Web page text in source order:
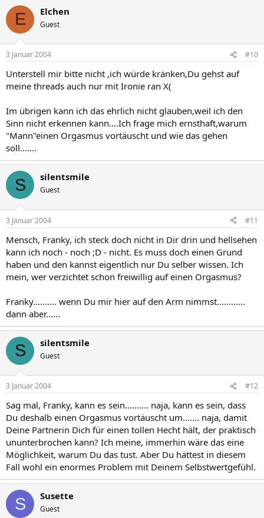
E Elchen
Guest
3 Januar 2004 #10
Unterstell mir bitte nicht ,ich würde kränken,Du gehst auf
meine threads auch nur mit Ironie ran X(
Im übrigen kann ich das ehrlich nicht glauben,weil ich den
Sinn nicht erkennen kann....Ich frage mich ernsthaft,warum
"Mann"einen Orgasmus vortäuscht und wie das gehen
soll.......
S silentsmile
Guest
3 Januar 2004 #11
Mensch, Franky, ich steck doch nicht in Dir drin und hellsehen
kann ich noch - noch ;D - nicht. Es muss doch einen Grund
haben und den kannst eigentlich nur Du selber wissen. Ich
mein, wer verzichtet schon freiwillig auf einen Orgasmus?
Franky.......... wenn Du mir hier auf den Arm nimmst............
dann aber......
S silentsmile
Guest
3 Januar 2004 #12
Sag mal, Franky, kann es sein.......... naja, kann es sein, dass
Du deshalb einen Orgasmus vortäuscht um....... naja, damit
Deine Partnerin Dich für einen tollen Hecht hält, der praktisch
ununterbrochen kann? Ich meine, immerhin wäre das eine
Möglichkeit, warum Du das tust. Aber Du hättest in diesem
Fall wohl ein enormes Problem mit Deinem Selbstwertgefühl.
S Susette
Guest